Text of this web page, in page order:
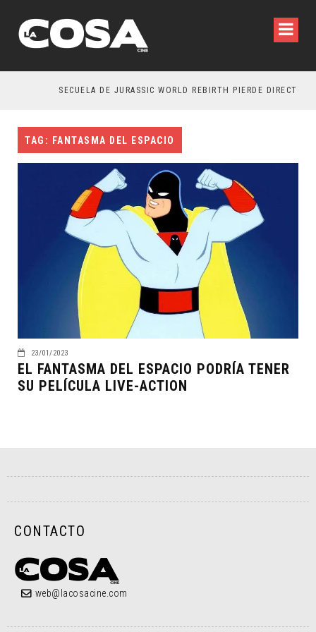
SECUELA DE JURASSIC WORLD REBIRTH PIERDE DIRECTOR
TAG: FANTASMA DEL ESPACIO
23/01/2023
EL FANTASMA DEL ESPACIO PODRÍA TENER
SU PELÍCULA LIVE-ACTION
CONTACTO
web@lacosacine.com